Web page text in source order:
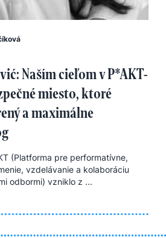
Naším cieľom v P*AKT-
miesto, ktoré
a maximálne
(Platforma pre performatívne,
vzdelávanie a kolaboráciu
odbormi) vzniklo z ...